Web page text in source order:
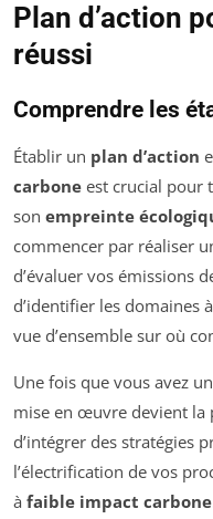
Plan d’action
réussi
Comprendre les
Établir un plan d’action
carbone est crucial pour
son empreinte
commencer par réaliser
d’évaluer vos émissions
d’identifier les domaines
vue d’ensemble sur où
Une fois que vous avez
mise en œuvre devient la
d’intégrer des stratégies
l’électrification de vos
à faible impact carbone